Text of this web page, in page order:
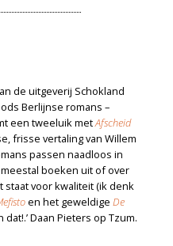
de uitgeverij Schokland
Ber­lijnse romans –
een tweeluik metAfscheid
frisse vertaling van Willem
passen naadloos in
meestal boeken uit of over
voor kwaliteit (ik denk
en het geweldige De
Daan Pieters op Tzum.